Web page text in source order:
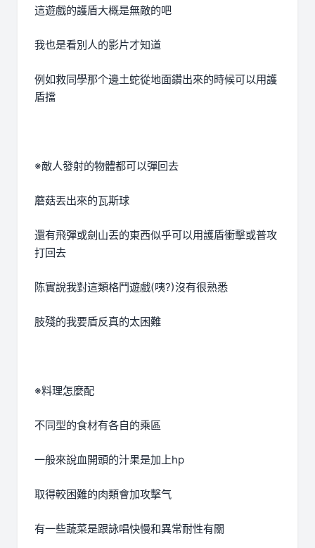
這遊戲的護盾大概是無敵的吧
我也是看別人的影片才知道
例如救同學那个邊土蛇從地面鑽出來的時候可以用護
盾擋
※敵人發射的物體都可以彈回去
蘑菇丟出來的瓦斯球
還有飛彈或劍山丟的東西似乎可以用護盾衝擊或普攻
打回去
陈實說我對這類格鬥遊戲(咦?)沒有很熟悉
肢殘的我要盾反真的太困難
※料理怎麼配
不同型的食材有各自的乘區
一般來說血開頭的汁果是加上hp
取得較困難的肉類會加攻擊气
有一些蔬菜是跟詠唱快慢和異常耐性有關